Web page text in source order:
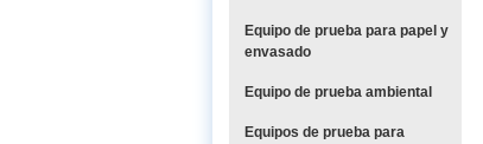
Equipo de prueba para papel y
envasado
Equipo de prueba ambiental
Equipos de prueba para